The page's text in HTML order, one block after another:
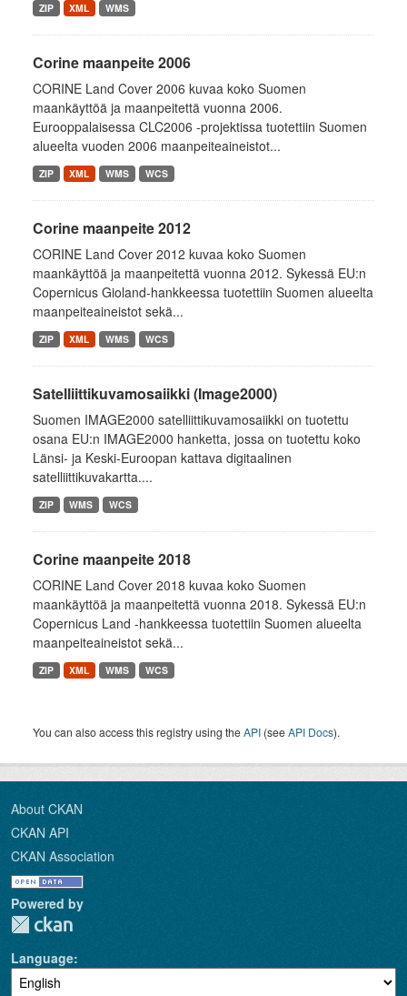
ZIP XML WMS
Corine maanpeite 2006
CORINE Land Cover 2006 kuvaa koko Suomen
maankäyttöä ja maanpeitettä vuonna 2006.
Eurooppalaisessa CLC2006 -projektissa tuotettiin Suomen
alueelta vuoden 2006 maanpeiteaineistot...
ZIP XML WMS WCS
Corine maanpeite 2012
CORINE Land Cover 2012 kuvaa koko Suomen
maankäyttöä ja maanpeitettä vuonna 2012. Sykessä EU:n
Copernicus Gioland-hankkeessa tuotettiin Suomen alueelta
maanpeiteaineistot sekä...
ZIP XML WMS WCS
Satelliittikuvamosaiikki (Image2000)
Suomen IMAGE2000 satelliittikuvamosaiikki on tuotettu
osana EU:n IMAGE2000 hanketta, jossa on tuotettu koko
Länsi- ja Keski-Euroopan kattava digitaalinen
satelliittikuvakartta....
ZIP WMS WCS
Corine maanpeite 2018
CORINE Land Cover 2018 kuvaa koko Suomen
maankäyttöä ja maanpeitettä vuonna 2018. Sykessä EU:n
Copernicus Land -hankkeessa tuotettiin Suomen alueelta
maanpeiteaineistot sekä...
ZIP XML WMS WCS
You can also access this registry using theAPI (seeAPI Docs).
About CKAN
CKAN API
CKAN Association
Powered by
Language